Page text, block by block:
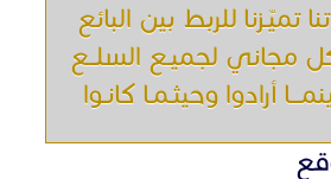
تميّـزنا للربط بين البائع
مجاني لجميـع السلــع
أرادوا وحيثـمـا كانـوا